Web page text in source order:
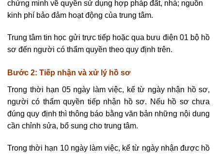
chứng minh về quyền sử dụng hợp pháp đất, nhà; nguồn
kinh phí bảo đảm hoạt động của trung tâm.
Trung tâm tin học gửi trực tiếp hoặc qua bưu điện 01 bộ hồ
sơ đến người có thẩm quyền theo quy định trên.
Bước 2: Tiếp nhận và xử lý hồ sơ
Trong thời hạn 05 ngày làm việc, kể từ ngày nhận hồ sơ,
người có thẩm quyền tiếp nhận hồ sơ. Nếu hồ sơ chưa
đúng quy định thì thông báo bằng văn bản những nội dung
cần chỉnh sửa, bổ sung cho trung tâm.
Trong thời hạn 10 ngày làm việc, kể từ ngày nhận được hồ